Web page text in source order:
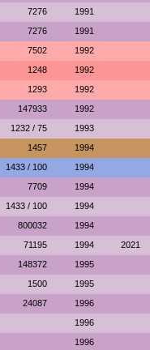
7276 1991
7276 1991
7502 1992
1248 1992
1293 1992
147933 1992
1232 / 75 1993
1457 1994
1433 / 100 1994
7709 1994
1433 / 100 1994
800032 1994
71195 1994 2021
148372 1995
1500 1995
24087 1996
1996
1996